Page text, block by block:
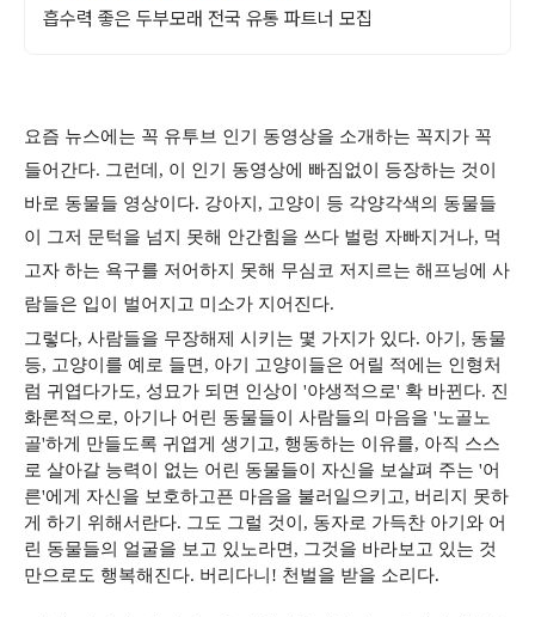
흡수력 좋은 두부모래 전국 유통 파트너 모집
요즘 뉴스에는 꼭 유투브 인기 동영상을 소개하는 꼭지가 꼭
들어간다. 그런데, 이 인기 동영상에 빠짐없이 등장하는 것이
바로 동물들 영상이다. 강아지, 고양이 등 각양각색의 동물들
이 그저 문턱을 넘지 못해 안간힘을 쓰다 벌렁 자빠지거나, 먹
고자 하는 욕구를 저어하지 못해 무심코 저지르는 해프닝에 사
람들은 입이 벌어지고 미소가 지어진다.
그렇다, 사람들을 무장해제 시키는 몇 가지가 있다. 아기, 동물
등, 고양이를 예로 들면, 아기 고양이들은 어릴 적에는 인형처
럼 귀엽다가도, 성묘가 되면 인상이 '야생적으로' 확 바뀐다. 진
화론적으로, 아기나 어린 동물들이 사람들의 마음을 '노골노
골'하게 만들도록 귀엽게 생기고, 행동하는 이유를, 아직 스스
로 살아갈 능력이 없는 어린 동물들이 자신을 보살펴 주는 '어
른'에게 자신을 보호하고픈 마음을 불러일으키고, 버리지 못하
게 하기 위해서란다. 그도 그럴 것이, 동자로 가득찬 아기와 어
린 동물들의 얼굴을 보고 있노라면, 그것을 바라보고 있는 것
만으로도 행복해진다. 버리다니! 천벌을 받을 소리다.